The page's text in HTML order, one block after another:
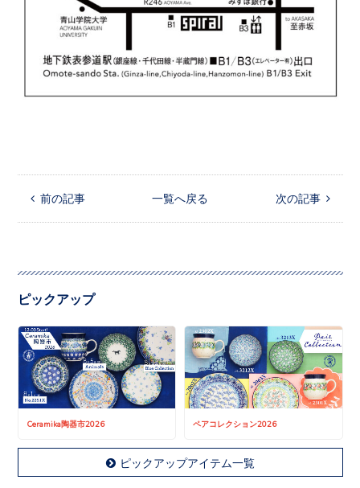
 前の記事 一覧へ戻る 次の記事 
ピックアップ
Ceramika陶器市2026 ペアコレクション2026
ピックアップアイテム一覧